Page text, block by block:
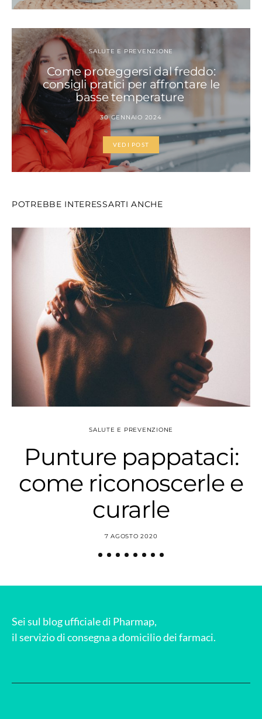
SALUTE E PREVENZIONE
Come proteggersi dal freddo:
consigli pratici per affrontare le
basse temperature
30 GENNAIO 2024
VEDI POST
POTREBBE INTERESSARTI ANCHE
SALUTE E PREVENZIONE
Punture pappataci:
come riconoscerle e
curarle
7 AGOSTO 2020
Sei sul blog ufficiale di Pharmap,
il servizio di consegna a domicilio dei farmaci.